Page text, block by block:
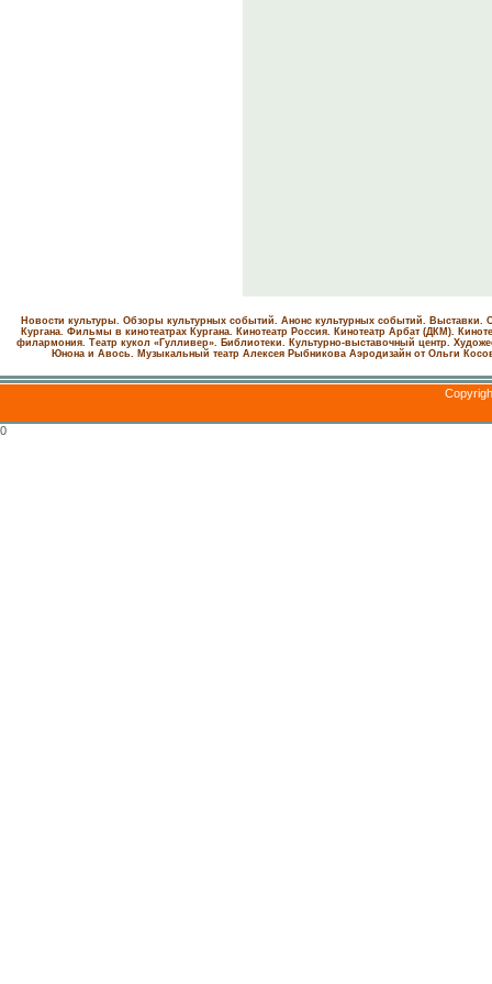
Новости культуры. Обзоры культурных событий. Анонс культурных событий. Выставки.
Кургана. Фильмы в кинотеатрах Кургана.
Кинотеатр Россия. Кинотеатр Арбат (ДКМ).
филармония. Театр кукол «Гулливер». Библиотеки. Культурно-выставочный центр.
Юнона и Авось. Музыкальный театр Алексея Рыбникова Аэродизайн от Ольги
0